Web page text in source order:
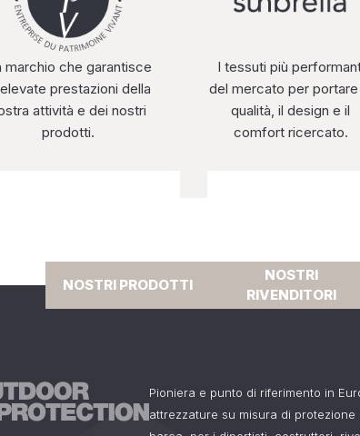
marchio che garantisce
prestazioni della
attività e dei nostri
prodotti.
I tessuti più
del mercato per portare
qualità, il design e il
comfort ricercato.
NOSTRI PRODOTTI
NOSTRI
RIVENDITORI
Pioniera e punto di riferimento in
attrezzature su misura di